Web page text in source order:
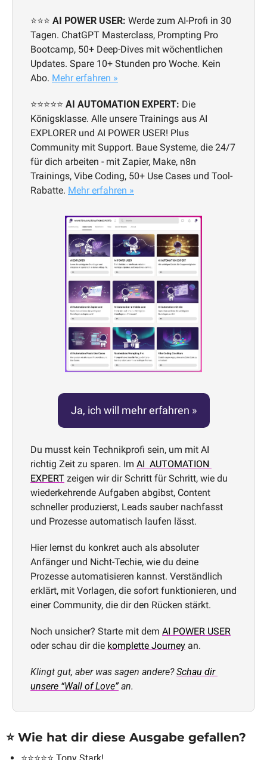
⭐⭐⭐ AI POWER USER: Werde zum AI-Profi in 30
Tagen. ChatGPT Masterclass, Prompting Pro
Bootcamp, 50+ Deep-Dives mit wöchentlichen
Updates. Spare 10+ Stunden pro Woche. Kein
Abo. Mehr erfahren »
⭐⭐⭐⭐⭐ AI AUTOMATION EXPERT: Die
Königsklasse. Alle unsere Trainings aus AI
EXPLORER und AI POWER USER! Plus
Community mit Support. Baue Systeme, die 24/7
für dich arbeiten - mit Zapier, Make, n8n
Trainings, Vibe Coding, 50+ Use Cases und Tool-
Rabatte. Mehr erfahren »
Ja, ich will mehr erfahren »
Du musst kein Technikprofi sein, um mit AI
richtig Zeit zu sparen. Im AI  AUTOMATION
EXPERT zeigen wir dir Schritt für Schritt, wie du
wiederkehrende Aufgaben abgibst, Content
schneller produzierst, Leads sauber nachfasst
und Prozesse automatisch laufen lässt.
Hier lernst du konkret auch als absoluter
Anfänger und Nicht-Techie, wie du deine
Prozesse automatisieren kannst. Verständlich
erklärt, mit Vorlagen, die sofort funktionieren, und
einer Community, die dir den Rücken stärkt.
Noch unsicher? Starte mit dem AI POWER USER
oder schau dir die komplette Journey an.
Klingt gut, aber was sagen andere? Schau dir
unsere “Wall of Love” an.
⭐️ Wie hat dir diese Ausgabe gefallen?